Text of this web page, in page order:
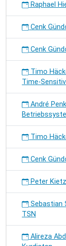
Raphael
Cenk
Cenk
Timo
Time-
André
Timo
Cenk
Peter
Sebastian
TSN
Alireza